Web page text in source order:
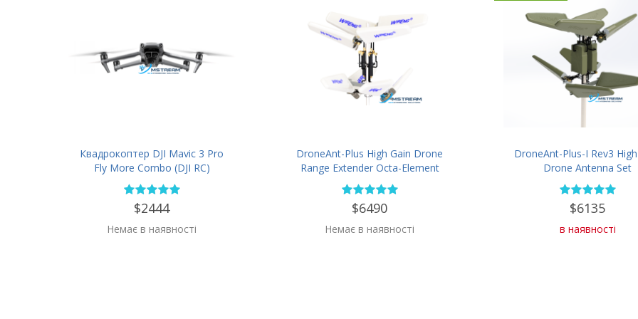
Квадрокоптер DJI Mavic 3 Pro
Fly More Combo (DJI RC)
$2444
Немає в наявності
DroneAnt-Plus High Gain Drone
Range Extender Octa-Element
Omnidirectional/Directional
Antenna Set
$6490
Немає в наявності
DroneAnt-Plus-I Rev3
Drone Antenna Set
$6135
в наявності